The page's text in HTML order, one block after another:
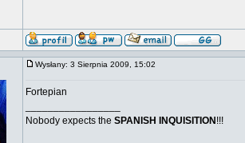
Wysłany: 3 Sierpnia 2009, 15:02
Fortepian
Nobody expects the SPANISH INQUISITION !!!